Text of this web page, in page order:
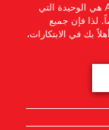
فما الذي يجعل ASI فريدة من نوعها؟ شركة ASI هي الوحيدة التي
لذا فإن جميع
بك في الابتكارات،